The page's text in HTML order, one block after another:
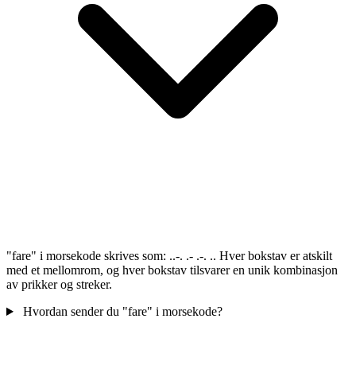
"fare" i morsekode skrives som: ..-. .- .-. .. Hver bokstav er atskilt
med et mellomrom, og hver bokstav tilsvarer en unik kombinasjon
av prikker og streker.
Hvordan sender du "fare" i morsekode?